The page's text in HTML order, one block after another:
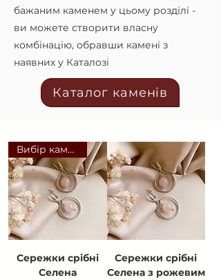
бажаним каменем у цьому розділі -
ви можете створити власну
комбінацію, обравши камені з
наявних у Каталозі
Каталог каменів
Вибір каменю
Сережки срібні
Селена
Сережки срібні
Селена з рожевим